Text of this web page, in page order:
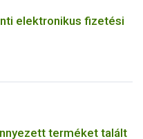
elektronikus fizetési
terméket talált